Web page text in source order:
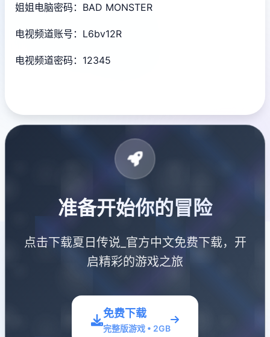
姐姐电脑密码：BAD MONSTER
电视频道账号：L6bv12R
电视频道密码：12345
准备开始你的冒险
点击下载夏日传说_官方中文免费下载，开
启精彩的游戏之旅
免费下载
完整版游戏 • 2GB